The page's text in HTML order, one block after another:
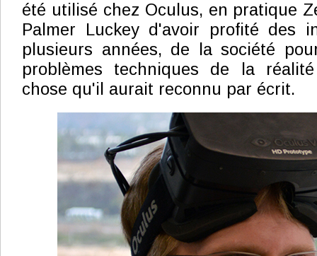
été utilisé chez Oculus, en pratique
Palmer Luckey d'avoir profité des
plusieurs années, de la société
problèmes techniques de la
chose qu'il aurait reconnu par écrit.